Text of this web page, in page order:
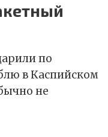
по
в Каспийском
не